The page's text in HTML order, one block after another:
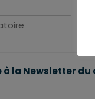
la Newsletter du